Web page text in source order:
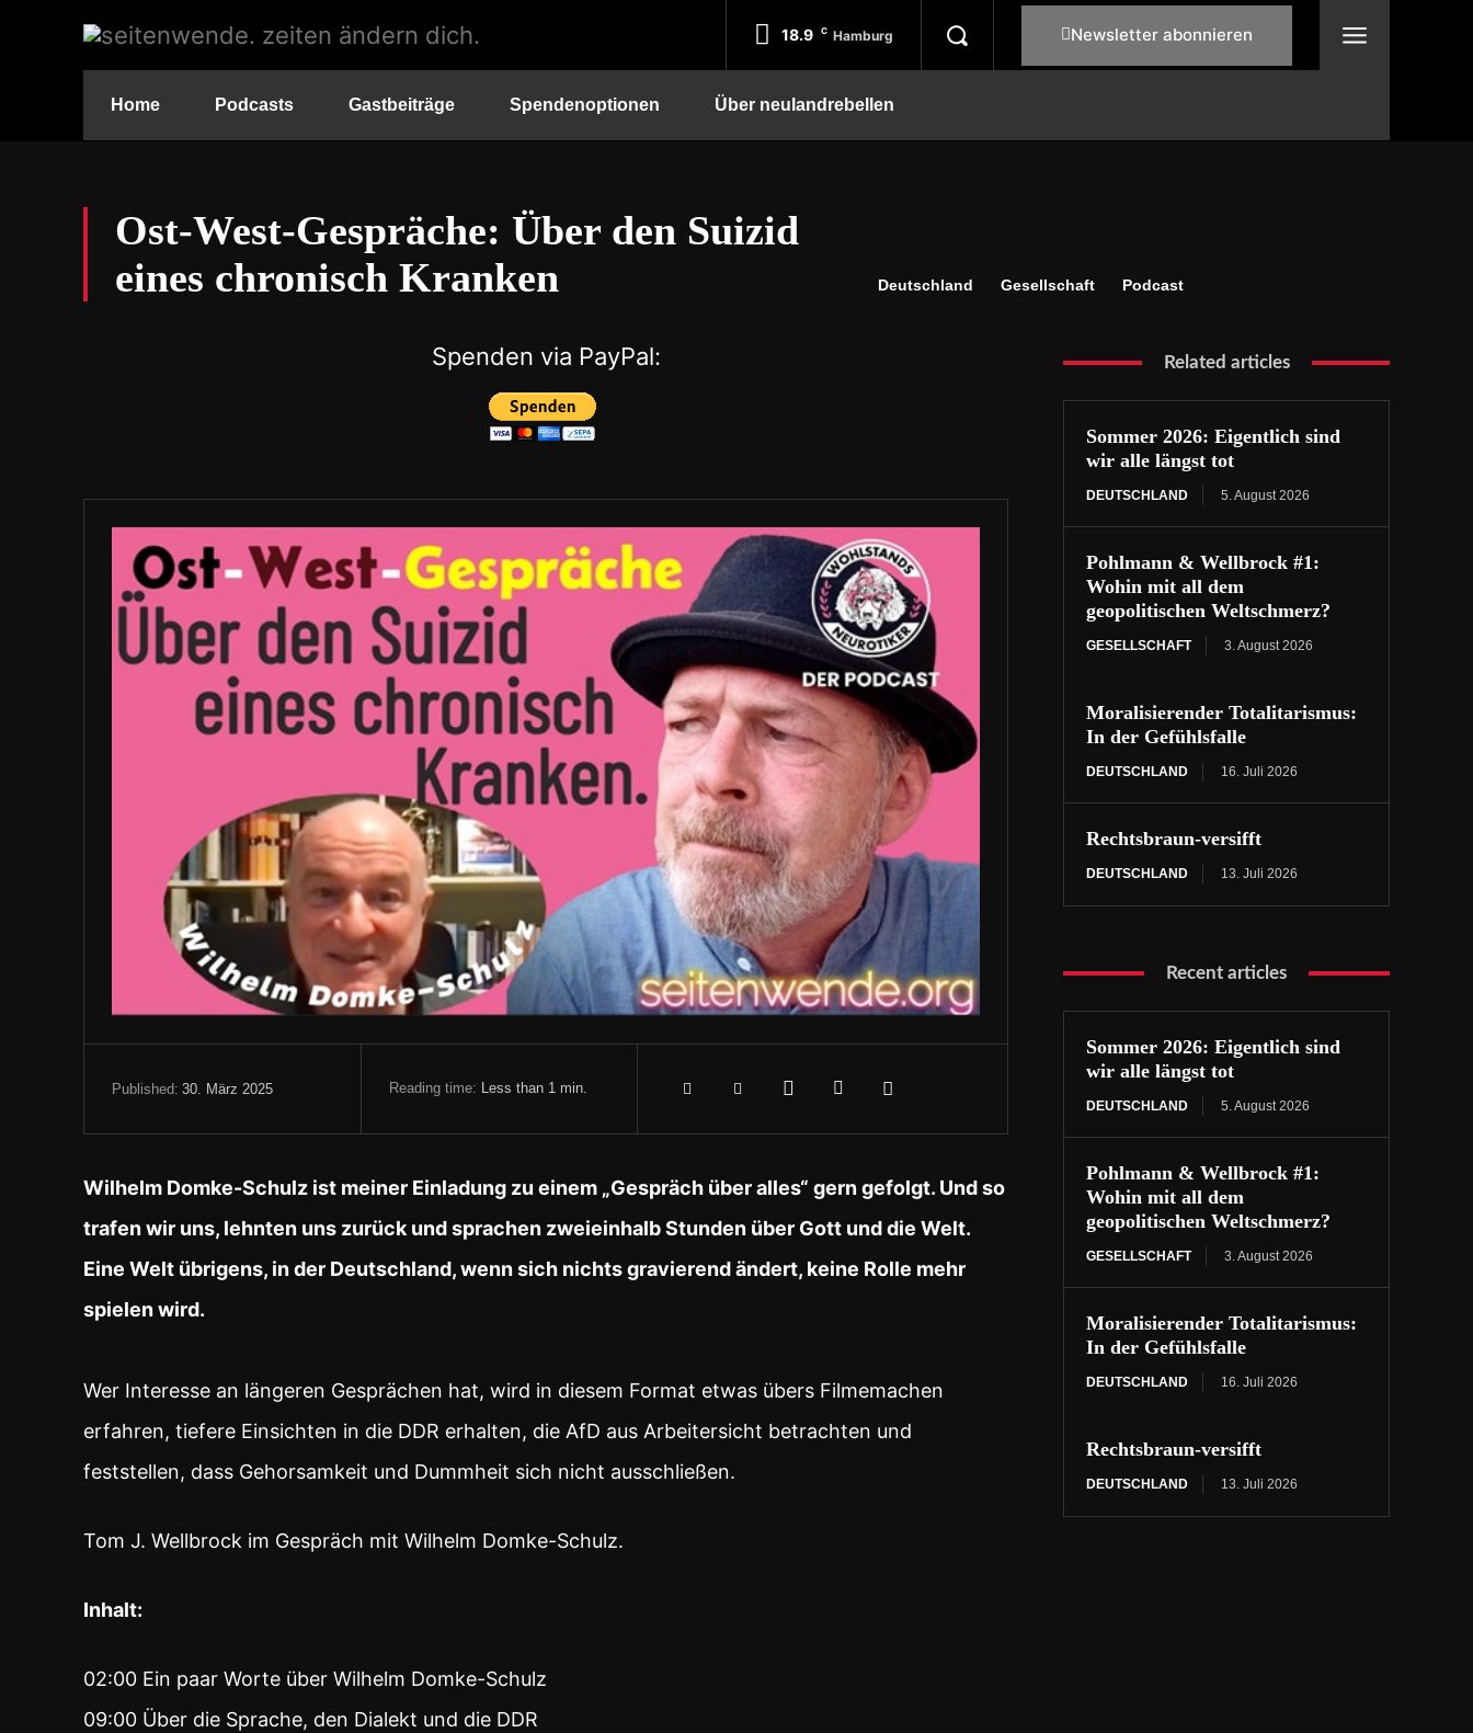
18.9 C Hamburg Newsletter abonnieren
Home Podcasts Gastbeiträge Spendenoptionen Über neulandrebellen
Ost-West-Gespräche: Über den Suizid
eines chronisch Kranken
Deutschland Gesellschaft Podcast
Spenden via PayPal:
Published: 30. März 2025 Reading time: Less than 1 min.
Wilhelm Domke-Schulz ist meiner Einladung zu einem „Gespräch über alles“ gern gefolgt. Und so
trafen wir uns, lehnten uns zurück und sprachen zweieinhalb Stunden über Gott und die Welt.
Eine Welt übrigens, in der Deutschland, wenn sich nichts gravierend ändert, keine Rolle mehr
spielen wird.
Wer Interesse an längeren Gesprächen hat, wird in diesem Format etwas übers Filmemachen
erfahren, tiefere Einsichten in die DDR erhalten, die AfD aus Arbeitersicht betrachten und
feststellen, dass Gehorsamkeit und Dummheit sich nicht ausschließen.
Tom J. Wellbrock im Gespräch mit Wilhelm Domke-Schulz.
Inhalt:
02:00 Ein paar Worte über Wilhelm Domke-Schulz
09:00 Über die Sprache, den Dialekt und die DDR
Related articles
Sommer 2026: Eigentlich sind
wir alle längst tot
DEUTSCHLAND 5. August 2026
Pohlmann & Wellbrock #1:
Wohin mit all dem
geopolitischen Weltschmerz?
GESELLSCHAFT 3. August 2026
Moralisierender Totalitarismus:
In der Gefühlsfalle
DEUTSCHLAND 16. Juli 2026
Rechtsbraun-versifft
DEUTSCHLAND 13. Juli 2026
Recent articles
Sommer 2026: Eigentlich sind
wir alle längst tot
DEUTSCHLAND 5. August 2026
Pohlmann & Wellbrock #1:
Wohin mit all dem
geopolitischen Weltschmerz?
GESELLSCHAFT 3. August 2026
Moralisierender Totalitarismus:
In der Gefühlsfalle
DEUTSCHLAND 16. Juli 2026
Rechtsbraun-versifft
DEUTSCHLAND 13. Juli 2026